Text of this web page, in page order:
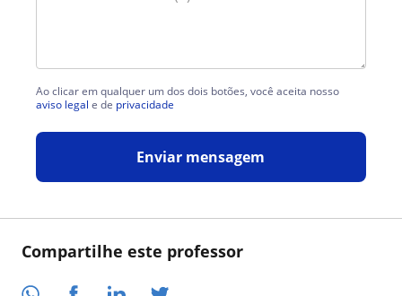
Compartilhe este professor
Ao clicar em qualquer um dos dois botões, você aceita nosso
aviso legal e de privacidade
Enviar mensagem